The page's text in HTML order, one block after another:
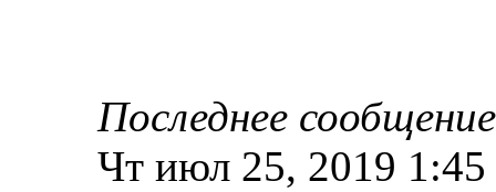
Последнее сообщение
Чт июл 25, 2019 1:45